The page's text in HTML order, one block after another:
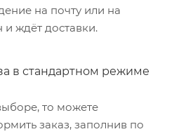
на почту или на
ждёт доставки.
в стандартном режиме
то можете
заказ, заполнив по